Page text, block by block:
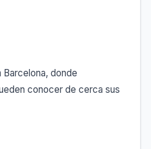
donde
conocer de cerca sus